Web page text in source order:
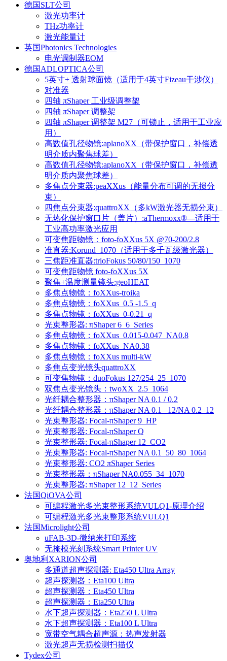
德国SLT公司
激光功率计
THz功率计
激光能量计
英国Photonics Technologies
电光调制器EOM
德国ADLOPTICA公司
5英寸+ 透射球面镜（适用于4英寸Fizeau干涉仪）
对准器
四轴 πShaper 工业级调整架
四轴 πShaper 调整架
四轴 πShaper 调整架 M27（可锁止，适用于工业应
用）
高数值孔径物镜:aplanoXX（带保护窗口，补偿透
明介质内聚焦球差）
高数值孔径物镜:aplanoXX（带保护窗口，补偿透
明介质内聚焦球差）
多焦点分束器:peaXXus（能量分布可调的无损分
束）
四焦点分束器:quattroXX（多kW激光器无损分束）
无热化保护窗口片（盖片）:aThermoxx®—适用于
工业高功率激光应用
可变焦距物镜：foto-foXXus 5X @70-200/2.8
准直器:Korund_1070（适用于多千瓦级激光器）
三焦距准直器:trioFokus 50/80/150_1070
可变焦距物镜 foto-foXXus 5X
聚焦+温度测量镜头:geoHEAT
多焦点物镜：foXXus-troika
多焦点物镜：foXXus_0.5 -1.5_q
多焦点物镜：foXXus_0-0.21_q
光束整形器: πShaper 6_6_Series
多焦点物镜：foXXus_0.015-0.047_NA0.8
多焦点物镜：foXXus_NA0.38
多焦点物镜：foXXus multi-kW
多焦点变光镜头quattroXX
可变焦物镜：duoFokus 127/254_25_1070
双焦点变光镜头：twoXX_2.5_1064
光纤耦合整形器：πShaper NA 0.1 / 0.2
光纤耦合整形器：πShaper NA 0.1 _12/NA 0.2_12
光束整形器: Focal-πShaper 9_HP
光束整形器: Focal-πShaper Q
光束整形器: Focal-πShaper 12_CO2
光束整形器: Focal-πShaper NA 0.1_50_80_1064
光束整形器: CO2 πShaper Series
光束整形器：πShaper NA0.055_34_1070
光束整形器: πShaper 12_12_Series
法国QiOVA公司
可编程激光多光束整形系统VULQ1-原理介绍
可编程激光多光束整形系统VULQ1
法国Microlight公司
uFAB-3D-微纳米打印系统
无掩模光刻系统Smart Printer UV
奥地利XARION公司
多通道超声探测器: Eta450 Ultra Array
超声探测器：Eta100 Ultra
超声探测器：Eta450 Ultra
超声探测器：Eta250 Ultra
水下超声探测器：Eta250 L Ultra
水下超声探测器：Eta100 L Ultra
宽带空气耦合超声源：热声发射器
激光超声无损检测扫描仪
Tydex公司